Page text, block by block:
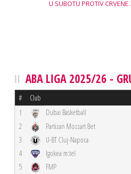
U SUBOTU PROTIV
ABA LIGA 2025/26 -
# Club
1 Dubai Basketball
2
Partizan Mozzart Bet
3
U-BT Cluj-Napoca
4
Igokea m:tel
5
FMP